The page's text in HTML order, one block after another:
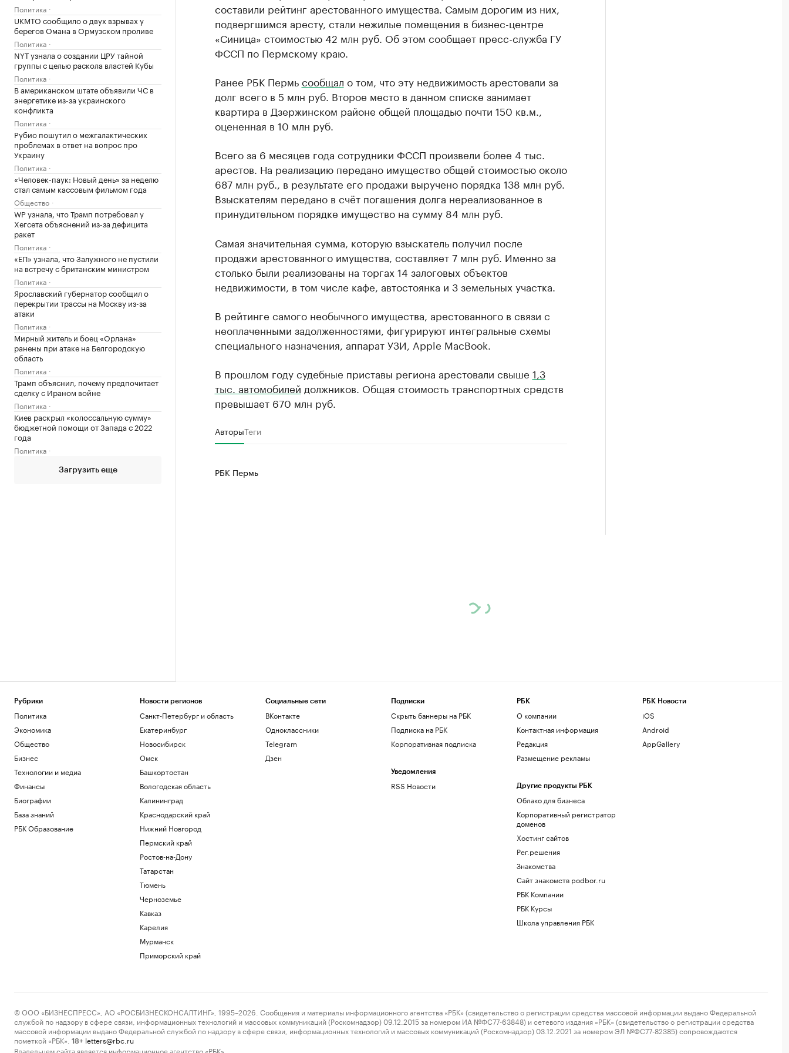
Политика
UKMTO сообщило о двух взрывах у
берегов Омана в Ормузском проливе
Политика
NYT узнала о создании ЦРУ тайной
группы с целью раскола властей Кубы
Политика
В американском штате объявили ЧС в
энергетике из-за украинского
конфликта
Политика
Рубио пошутил о межгалактических
проблемах в ответ на вопрос про
Украину
Политика
«Человек-паук: Новый день» за неделю
стал самым кассовым фильмом года
Общество
WP узнала, что Трамп потребовал у
Хегсета объяснений из-за дефицита
ракет
Политика
«ЕП» узнала, что Залужного не пустили
на встречу с британским министром
Политика
Ярославский губернатор сообщил о
перекрытии трассы на Москву из-за
атаки
Политика
Мирный житель и боец «Орлана»
ранены при атаке на Белгородскую
область
Политика
Трамп объяснил, почему предпочитает
сделку с Ираном войне
Политика
Киев раскрыл «колоссальную сумму»
бюджетной помощи от Запада с 2022
года
Политика
Загрузить еще
составили рейтинг арестованного имущества. Самым дорогим из них,
подвергшимся аресту, стали нежилые помещения в бизнес-центре
«Синица» стоимостью 42 млн руб. Об этом сообщает пресс-служба ГУ
ФССП по Пермскому краю.
Ранее РБК Пермьсообщал о том, что эту недвижимость арестовали за
долг всего в 5 млн руб. Второе место в данном списке занимает
квартира в Дзержинском районе общей площадью почти 150 кв.м.,
оцененная в 10 млн руб.
Всего за 6 месяцев года сотрудники ФССП произвели более 4 тыс.
арестов. На реализацию передано имущество общей стоимостью около
687 млн руб., в результате его продажи выручено порядка 138 млн руб.
Взыскателям передано в счёт погашения долга нереализованное в
принудительном порядке имущество на сумму 84 млн руб.
Самая значительная сумма, которую взыскатель получил после
продажи арестованного имущества, составляет 7 млн руб. Именно за
столько были реализованы на торгах 14 залоговых объектов
недвижимости, в том числе кафе, автостоянка и 3 земельных участка.
В рейтинге самого необычного имущества, арестованного в связи с
неоплаченными задолженностями, фигурируют интегральные схемы
специального назначения, аппарат УЗИ, Apple MacBook.
В прошлом году судебные приставы региона арестовали свыше 1,3
тыс. автомобилей должников. Общая стоимость транспортных средств
превышает 670 млн руб.
АвторыТеги
РБК Пермь
Рубрики
Политика
Экономика
Общество
Бизнес
Технологии и медиа
Финансы
Биографии
База знаний
РБК Образование
Новости регионов
Санкт-Петербург и область
Екатеринбург
Новосибирск
Омск
Башкортостан
Вологодская область
Калининград
Краснодарский край
Нижний Новгород
Пермский край
Ростов-на-Дону
Татарстан
Тюмень
Черноземье
Кавказ
Карелия
Мурманск
Приморский край
Социальные сети
ВКонтакте
Одноклассники
Telegram
Дзен
Подписки
Скрыть баннеры на РБК
Подписка на РБК
Корпоративная подписка
Уведомления
RSS Новости
РБК
О компании
Контактная информация
Редакция
Размещение рекламы
Другие продукты РБК
Облако для бизнеса
Корпоративный регистратор
доменов
Хостинг сайтов
Рег.решения
Знакомства
Сайт знакомств podbor.ru
РБК Компании
РБК Курсы
Школа управления РБК
РБК Новости
iOS
Android
AppGallery
© ООО «БИЗНЕСПРЕСС», АО «РОСБИЗНЕСКОНСАЛТИНГ», 1995–2026. Сообщения и материалы информационного агентства «РБК» (свидетельство о регистрации средства массовой информации выдано Федеральной
службой по надзору в сфере связи, информационных технологий и массовых коммуникаций (Роскомнадзор) 09.12.2015 за номером ИА №ФС77-63848) и сетевого издания «РБК» (свидетельство о регистрации средства
массовой информации выдано Федеральной службой по надзору в сфере связи, информационных технологий и массовых коммуникаций (Роскомнадзор) 03.12.2021 за номером ЭЛ №ФС77-82385) сопровождаются
пометкой «РБК».
18+ letters@rbc.ru
Владельцем сайта является информационное агентство «РБК».